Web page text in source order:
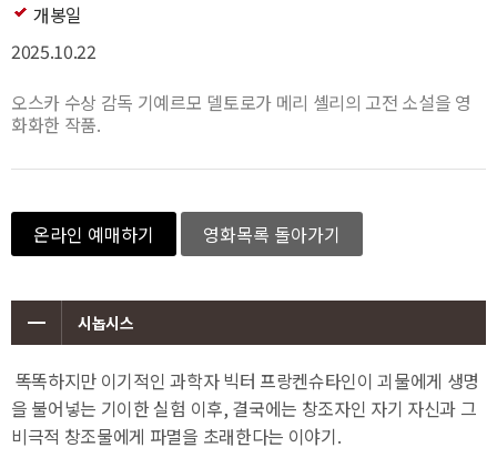
개봉일
2025.10.22
오스카 수상 감독 기예르모 델토로가 메리 셸리의 고전 소설을 영
화화한 작품.
온라인 예매하기 영화목록 돌아가기
시놉시스
똑똑하지만 이기적인 과학자 빅터 프랑켄슈타인이 괴물에게 생명
을 불어넣는 기이한 실험 이후, 결국에는 창조자인 자기 자신과 그
비극적 창조물에게 파멸을 초래한다는 이야기.